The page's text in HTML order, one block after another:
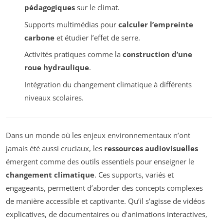
pédagogiquessur le climat.
Supports multimédias pour calculer l’empreinte
carboneet étudier l’effet de serre.
Activités pratiques comme la construction d’une
roue hydraulique.
Intégration du changement climatique à différents
niveaux scolaires.
Dans un monde où les enjeux environnementaux n’ont
jamais été aussi cruciaux, les ressources audiovisuelles
émergent comme des outils essentiels pour enseigner le
changement climatique. Ces supports, variés et
engageants, permettent d’aborder des concepts complexes
de manière accessible et captivante. Qu’il s’agisse de vidéos
explicatives, de documentaires ou d’animations interactives,